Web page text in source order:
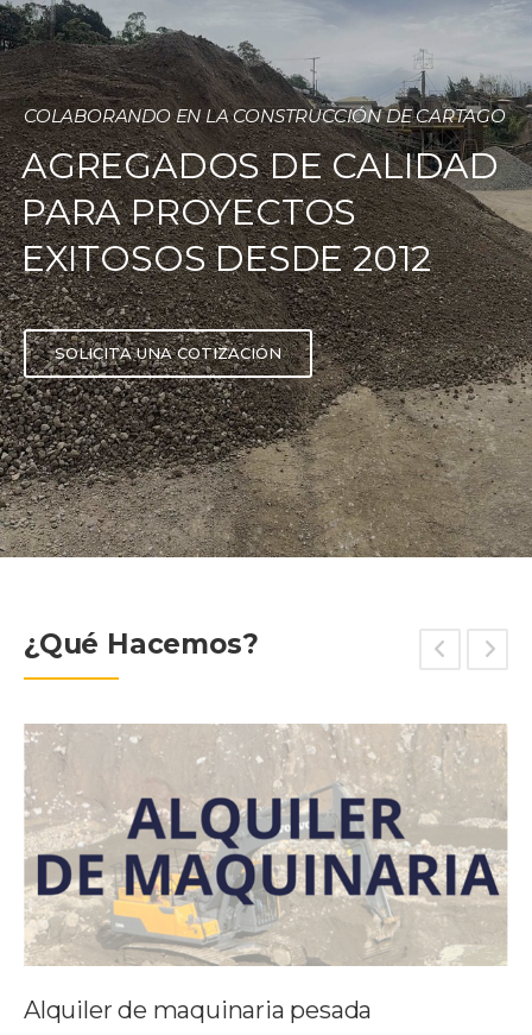
COLABORANDO EN LA CONSTRUCCIÓN DE CARTAGO
AGREGADOS DE CALIDAD
PARA PROYECTOS
EXITOSOS DESDE 2012
SOLICITA UNA COTIZACIÓN
¿Qué Hacemos?
Alquiler de maquinaria pesada